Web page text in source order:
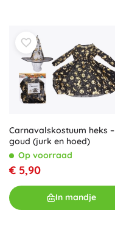
Carnavalskostuum heks –
goud (jurk en hoed)
Op voorraad
€ 5,90
In mandje